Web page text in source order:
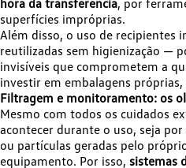
hora da transferência, por
superfícies impróprias.
Além disso, o uso de recipientes
reutilizadas sem higienização —
invisíveis que comprometem a
investir em embalagens
Filtragem e monitoramento: os
Mesmo com todos os cuidados
acontecer durante o uso, seja
ou partículas geradas pelo
equipamento. Por isso, sistemas